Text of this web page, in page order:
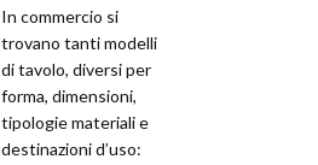
In commercio si
trovano tanti modelli
di tavolo, diversi per
forma, dimensioni,
tipologie materiali e
destinazioni d’uso: